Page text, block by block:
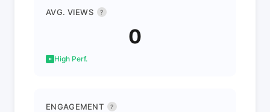
AVG. VIEWS ?
0
High Perf.
ENGAGEMENT ?